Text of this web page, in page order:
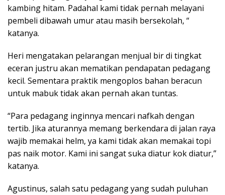
kambing hitam. Padahal kami tidak pernah melayani
pembeli dibawah umur atau masih bersekolah, “
katanya.
Heri mengatakan pelarangan menjual bir di tingkat
eceran justru akan mematikan pendapatan pedagang
kecil. Sementara praktik mengoplos bahan beracun
untuk mabuk tidak akan pernah akan tuntas.
“Para pedagang inginnya mencari nafkah dengan
tertib. Jika aturannya memang berkendara di jalan raya
wajib memakai helm, ya kami tidak akan memakai topi
pas naik motor. Kami ini sangat suka diatur kok diatur,”
katanya.
Agustinus, salah satu pedagang yang sudah puluhan